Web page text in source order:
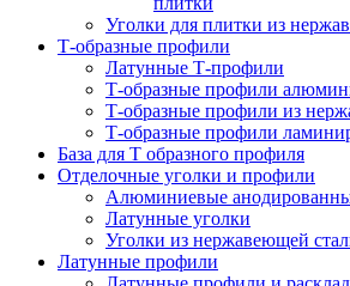
Уголки для плитки из
Т-образные профили
Латунные Т-профили
Т-образные профили
Т-образные профили из
Т-образные профили
База для Т образного профиля
Отделочные уголки и профили
Алюминиевые
Латунные уголки
Уголки из нержавеющей
Латунные профили